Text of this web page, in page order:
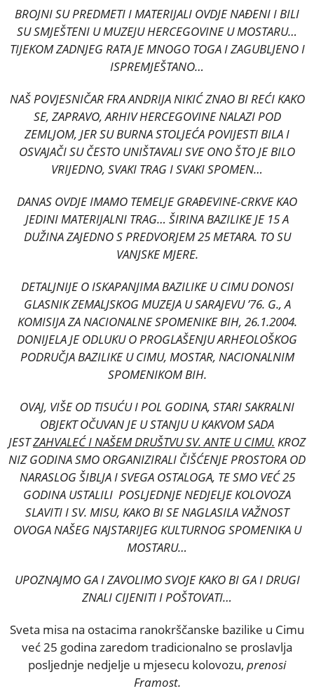
BROJNI SU PREDMETI I MATERIJALI OVDJE NAĐENI I BILI
SU SMJEŠTENI U MUZEJU HERCEGOVINE U MOSTARU…
TIJEKOM ZADNJEG RATA JE MNOGO TOGA I ZAGUBLJENO I
ISPREMJEŠTANO…
NAŠ POVJESNIČAR FRA ANDRIJA NIKIĆ ZNAO BI REĆI KAKO
SE, ZAPRAVO, ARHIV HERCEGOVINE NALAZI POD
ZEMLJOM, JER SU BURNA STOLJEĆA POVIJESTI BILA I
OSVAJAČI SU ČESTO UNIŠTAVALI SVE ONO ŠTO JE BILO
VRIJEDNO, SVAKI TRAG I SVAKI SPOMEN…
DANAS OVDJE IMAMO TEMELJE GRAĐEVINE-CRKVE KAO
JEDINI MATERIJALNI TRAG… ŠIRINA BAZILIKE JE 15 A
DUŽINA ZAJEDNO S PREDVORJEM 25 METARA. TO SU
VANJSKE MJERE.
DETALJNIJE O ISKAPANJIMA BAZILIKE U CIMU DONOSI
GLASNIK ZEMALJSKOG MUZEJA U SARAJEVU ’76. G., A
KOMISIJA ZA NACIONALNE SPOMENIKE BIH, 26.1.2004.
DONIJELA JE ODLUKU O PROGLAŠENJU ARHEOLOŠKOG
PODRUČJA BAZILIKE U CIMU, MOSTAR, NACIONALNIM
SPOMENIKOM BIH.
OVAJ, VIŠE OD TISUĆU I POL GODINA, STARI SAKRALNI
OBJEKT OČUVAN JE U STANJU U KAKVOM SADA
JESTZAHVALEĆ I NAŠEM DRUŠTVU SV. ANTE U CIMU. KROZ
NIZ GODINA SMO ORGANIZIRALI ČIŠĆENJE PROSTORA OD
NARASLOG ŠIBLJA I SVEGA OSTALOGA, TE SMO VEĆ 25
GODINA USTALILI POSLJEDNJE NEDJELJE KOLOVOZA
SLAVITI I SV. MISU, KAKO BI SE NAGLASILA VAŽNOST
OVOGA NAŠEG NAJSTARIJEG KULTURNOG SPOMENIKA U
MOSTARU…
UPOZNAJMO GA I ZAVOLIMO SVOJE KAKO BI GA I DRUGI
ZNALI CIJENITI I POŠTOVATI…
Sveta misa na ostacima ranokrščanske bazilike u Cimu
već 25 godina zaredom tradicionalno se proslavlja
posljednje nedjelje u mjesecu kolovozu, prenosi
Framost.